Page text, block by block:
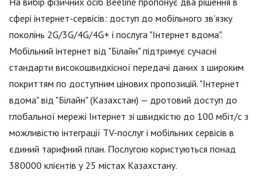
сфері інтернет-сервісів: доступ до мобільного зв'язку
поколінь 2G/3G/4G/4G+ і послуга "Інтернет вдома".
Мобільний інтернет від "Білайн" підтримує сучасні
стандарти високошвидкісної передачі даних з широким
покриттям по доступним цінових пропозицій. "Інтернет
вдома" від "Білайн" (Казахстан) — дротовий доступ до
глобальної мережі Інтернет зі швидкістю до 100 мбіт/с з
можливістю інтеграції TV-послуг і мобільних сервісів в
єдиний тарифний план. Послугою користуються понад
380000 клієнтів у 25 містах Казахстану.